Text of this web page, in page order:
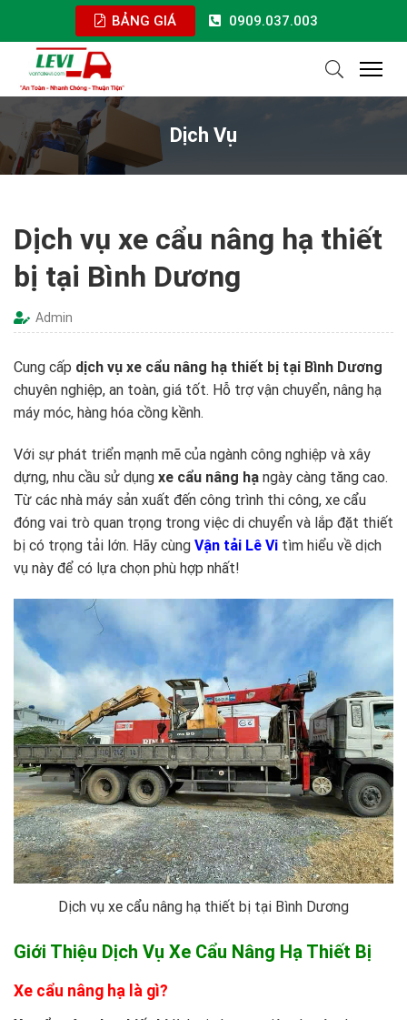
BẢNG GIÁ 0909.037.003
Dịch Vụ
Dịch vụ xe cẩu nâng hạ thiết
bị tại Bình Dương
Admin
Cung cấp dịch vụ xe cẩu nâng hạ thiết bị tại Bình Dương
chuyên nghiệp, an toàn, giá tốt. Hỗ trợ vận chuyển, nâng hạ
máy móc, hàng hóa cồng kềnh.
Với sự phát triển mạnh mẽ của ngành công nghiệp và xây
dựng, nhu cầu sử dụng xe cẩu nâng hạ ngày càng tăng cao.
Từ các nhà máy sản xuất đến công trình thi công, xe cẩu
đóng vai trò quan trọng trong việc di chuyển và lắp đặt thiết
bị có trọng tải lớn. Hãy cùng Vận tải Lê Vi tìm hiểu về dịch
vụ này để có lựa chọn phù hợp nhất!
Dịch vụ xe cẩu nâng hạ thiết bị tại Bình Dương
Giới Thiệu Dịch Vụ Xe Cẩu Nâng Hạ Thiết Bị
Xe cẩu nâng hạ là gì?